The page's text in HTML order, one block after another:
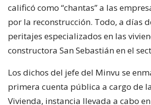
calificó como “chantas” a las
por la reconstrucción. Todo, a días
peritajes especializados en las
constructora San Sebastián en el
Los dichos del jefe del Minvu se
primera cuenta pública a cargo de
Vivienda, instancia llevada a cabo